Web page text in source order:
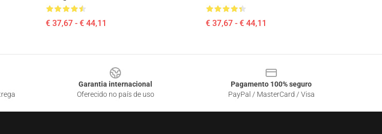
€ 37,67 - € 44,11 € 37,67 - € 44,11
Garantia internacional
Oferecido no país de uso
Pagamento 100% seguro
PayPal / MasterCard / Visa